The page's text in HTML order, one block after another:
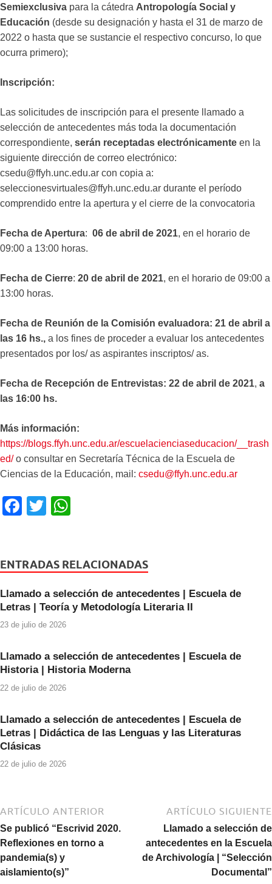
Semiexclusiva para la cátedra Antropología Social y
Educación (desde su designación y hasta el 31 de marzo de
2022 o hasta que se sustancie el respectivo concurso, lo que
ocurra primero);
Inscripción:
Las solicitudes de inscripción para el presente llamado a
selección de antecedentes más toda la documentación
correspondiente, serán receptadas electrónicamente en la
siguiente dirección de correo electrónico:
csedu@ffyh.unc.edu.ar con copia a:
seleccionesvirtuales@ffyh.unc.edu.ar durante el período
comprendido entre la apertura y el cierre de la convocatoria
Fecha de Apertura: 06 de abril de 2021, en el horario de
09:00 a 13:00 horas.
Fecha de Cierre: 20 de abril de 2021, en el horario de 09:00 a
13:00 horas.
Fecha de Reunión de la Comisión evaluadora: 21 de abril a
las 16 hs., a los fines de proceder a evaluar los antecedentes
presentados por los/ as aspirantes inscriptos/ as.
Fecha de Recepción de Entrevistas: 22 de abril de 2021, a
las 16:00 hs.
Más información:
https://blogs.ffyh.unc.edu.ar/escuelacienciaseducacion/__trash
ed/o consultar en Secretaría Técnica de la Escuela de
Ciencias de la Educación, mail: csedu@ffyh.unc.edu.ar
F
e
o
o
T
er s
p
ENTRADAS RELACIONADAS
Llamado a selección de antecedentes | Escuela de
Letras | Teoría y Metodología Literaria II
23 de julio de 2026
Llamado a selección de antecedentes | Escuela de
Historia | Historia Moderna
22 de julio de 2026
Llamado a selección de antecedentes | Escuela de
Letras | Didáctica de las Lenguas y las Literaturas
Clásicas
22 de julio de 2026
ARTÍCULO ANTERIOR
Se publicó “Escrivid 2020.
Reflexiones en torno a
pandemia(s) y
aislamiento(s)”
ARTÍCULO SIGUIENTE
Llamado a selección de
antecedentes en la Escuela
de Archivología | “Selección
Documental”